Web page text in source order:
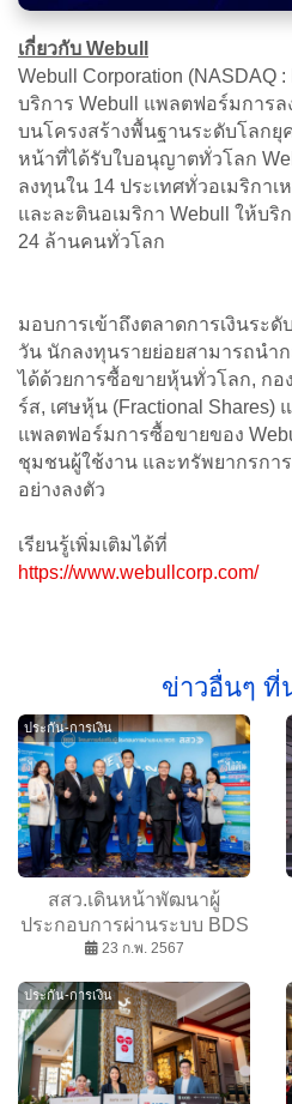
เกี่ยวกับ Webull
Webull Corporation (NASDAQ
บริการ Webull แพลตฟอร์มการ
บนโครงสร้างพื้นฐานระดับโลกยุ
หน้าที่ได้รับใบอนุญาตทั่วโลก
ลงทุนใน 14 ประเทศทั่วอเมริกาเ
และละตินอเมริกา Webull ให้บริ
24 ล้านคนทั่วโลก
มอบการเข้าถึงตลาดการเงินระ
วัน นักลงทุนรายย่อยสามารถนำ
ได้ด้วยการซื้อขายหุ้นทั่วโลก, กอ
ร์ส, เศษหุ้น (Fractional
แพลตฟอร์มการซื้อขายของ
ชุมชนผู้ใช้งาน และทรัพยากรกา
อย่างลงตัว
เรียนรู้เพิ่มเติมได้ที่
https://www.webullcorp.com/
ข่าวอื่นๆ ที่
ประกัน-การเงิน
สสว.เดินหน้าพัฒนาผู้
ประกอบการผ่านระบบ BDS
หรือ “SME ปัง ตังได้คืน” ปีที่
23 ก.พ. 2567
ประกัน-การเงิน